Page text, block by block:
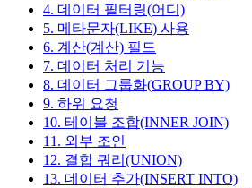
4. 데이터 필터링(어디)
5. 메타문자(LIKE) 사용
6. 계산(계산) 필드
7. 데이터 처리 기능
8. 데이터 그룹화(GROUP BY)
9. 하위 요청
10. 테이블 조합(INNER JOIN)
11. 외부 조인
12. 결합 쿼리(UNION)
13. 데이터 추가(INSERT INTO)